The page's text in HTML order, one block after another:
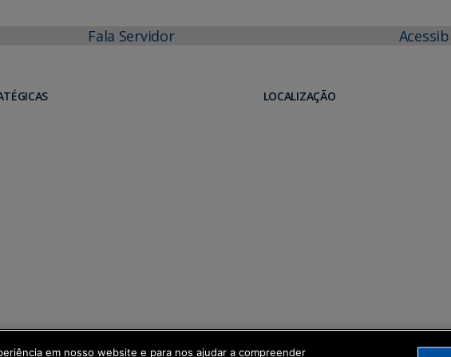
Fala Servidor
LOCALIZAÇÃO
em nosso website e para nos ajudar a compreender